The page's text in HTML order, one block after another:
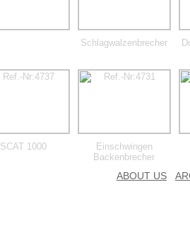
Schlagwalzenbrecher
SCAT 1000
Einschwingen
Backenbrecher
ABOUT US